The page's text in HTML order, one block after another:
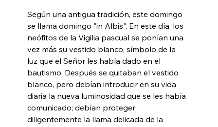
Según una antigua tradición, este domingo
se llama domingo "in Albis". En este día, los
neófitos de la Vigilia pascual se ponían una
vez más su vestido blanco, símbolo de la
luz que el Señor les había dado en el
bautismo. Después se quitaban el vestido
blanco, pero debían introducir en su vida
diaria la nueva luminosidad que se les había
comunicado; debían proteger
diligentemente la llama delicada de la